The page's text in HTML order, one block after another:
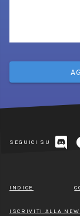
SEGUICI SU
INDICE
ISCRIVITI ALLA